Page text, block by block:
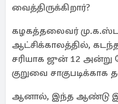
வைத்திருக்கிறார்?
கழகத்தலைவர்
ஆட்சிக்காலத்தில்,
சரியாக ஜுன் 12
குறுவை
ஆனால், இந்த ஆண்டு